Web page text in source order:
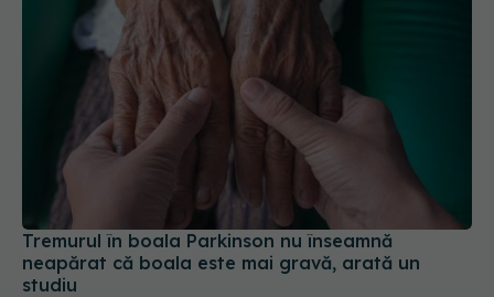
Tremurul în boala Parkinson nu înseamnă
neapărat că boala este mai gravă, arată un
studiu